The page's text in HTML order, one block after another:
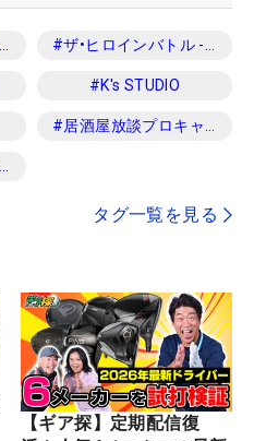
【ギア探】定期配信復
#ザ•ヒロインバトル -NEXT BACK 9-
#K's STUDIO
#居酒屋放談プロキャディ編
タグ一覧を見る